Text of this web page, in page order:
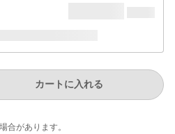
カートに入れる
合が​あります。